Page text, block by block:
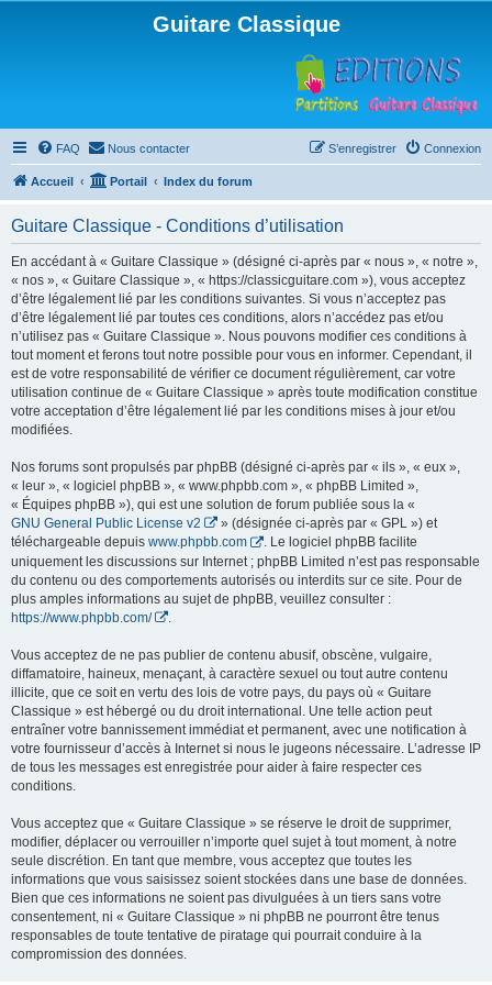
Guitare Classique
FAQ Nous contacter Connexion
S’enregistrer
Accueil Portail Index du forum
Guitare Classique - Conditions d’utilisation
En accédant à « Guitare Classique » (désigné ci-après par « nous », « notre »,
« nos », « Guitare Classique », « https://classicguitare.com »), vous acceptez
d’être légalement lié par les conditions suivantes. Si vous n’acceptez pas
d’être légalement lié par toutes ces conditions, alors n’accédez pas et/ou
n’utilisez pas « Guitare Classique ». Nous pouvons modifier ces conditions à
tout moment et ferons tout notre possible pour vous en informer. Cependant, il
est de votre responsabilité de vérifier ce document régulièrement, car votre
utilisation continue de « Guitare Classique » après toute modification constitue
votre acceptation d’être légalement lié par les conditions mises à jour et/ou
modifiées.
Nos forums sont propulsés par phpBB (désigné ci-après par « ils », « eux »,
« leur », « logiciel phpBB », « www.phpbb.com », « phpBB Limited »,
« Équipes phpBB »), qui est une solution de forum publiée sous la «
GNU General Public License v2
» (désignée ci-après par « GPL ») et
téléchargeable depuis www.phpbb.com
. Le logiciel phpBB facilite
uniquement les discussions sur Internet ; phpBB Limited n’est pas responsable
du contenu ou des comportements autorisés ou interdits sur ce site. Pour de
plus amples informations au sujet de phpBB, veuillez consulter :
https://www.phpbb.com/
Vous acceptez de ne pas publier de contenu abusif, obscène, vulgaire,
diffamatoire, haineux, menaçant, à caractère sexuel ou tout autre contenu
illicite, que ce soit en vertu des lois de votre pays, du pays où « Guitare
Classique » est hébergé ou du droit international. Une telle action peut
entraîner votre bannissement immédiat et permanent, avec une notification à
votre fournisseur d’accès à Internet si nous le jugeons nécessaire. L’adresse IP
de tous les messages est enregistrée pour aider à faire respecter ces
conditions.
Vous acceptez que « Guitare Classique » se réserve le droit de supprimer,
modifier, déplacer ou verrouiller n’importe quel sujet à tout moment, à notre
seule discrétion. En tant que membre, vous acceptez que toutes les
informations que vous saisissez soient stockées dans une base de données.
Bien que ces informations ne soient pas divulguées à un tiers sans votre
consentement, ni « Guitare Classique » ni phpBB ne pourront être tenus
responsables de toute tentative de piratage qui pourrait conduire à la
compromission des données.